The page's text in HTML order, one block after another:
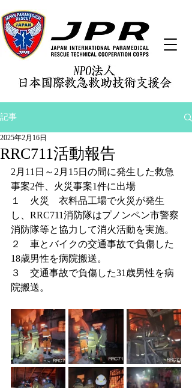
記事
RRC711活動報告
2025年2月16日
2月11日～2月15日の間に発生した救急
事案2件、火災事案1件に出場
１　火災　衣料品工場で火災が発生
し、RRC711消防隊はプノンペン市警察
消防隊等と協力して消火活動を実施。
２　車とバイクの交通事故で負傷した
18歳男性を病院搬送。
３　交通事故で負傷した31歳男性を病
院搬送。